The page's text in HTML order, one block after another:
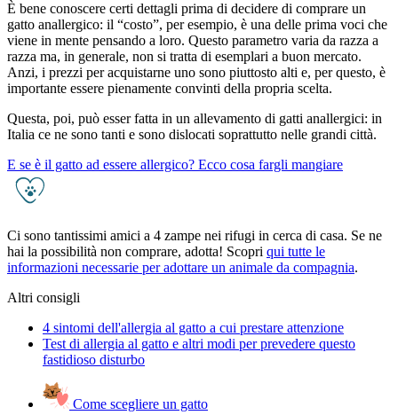
È bene conoscere certi dettagli prima di decidere di comprare un
gatto anallergico: il “costo”, per esempio, è una delle prima voci che
viene in mente pensando a loro. Questo parametro varia da razza a
razza ma, in generale, non si tratta di esemplari a buon mercato.
Anzi, i prezzi per acquistarne uno sono piuttosto alti e, per questo, è
importante essere pienamente convinti della propria scelta.
Questa, poi, può esser fatta in un allevamento di gatti anallergici: in
Italia ce ne sono tanti e sono dislocati soprattutto nelle grandi città.
E se è il gatto ad essere allergico? Ecco cosa fargli mangiare
Ci sono tantissimi amici a 4 zampe nei rifugi in cerca di casa. Se ne
hai la possibilità non comprare, adotta! Scopri qui tutte le
informazioni necessarie per adottare un animale da compagnia.
Altri consigli
4 sintomi dell'allergia al gatto a cui prestare attenzione
Test di allergia al gatto e altri modi per prevedere questo
fastidioso disturbo
Come scegliere un gatto